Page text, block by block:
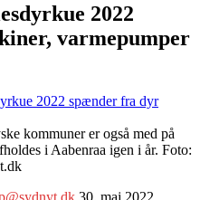
2022
varmepumper
2022 spænder fra dyr
kommuner er også med på
i Aabenraa igen i år. Foto:
30. maj 2022